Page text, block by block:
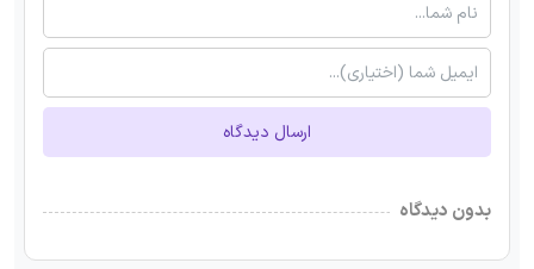
ارسال دیدگاه
بدون دیدگاه